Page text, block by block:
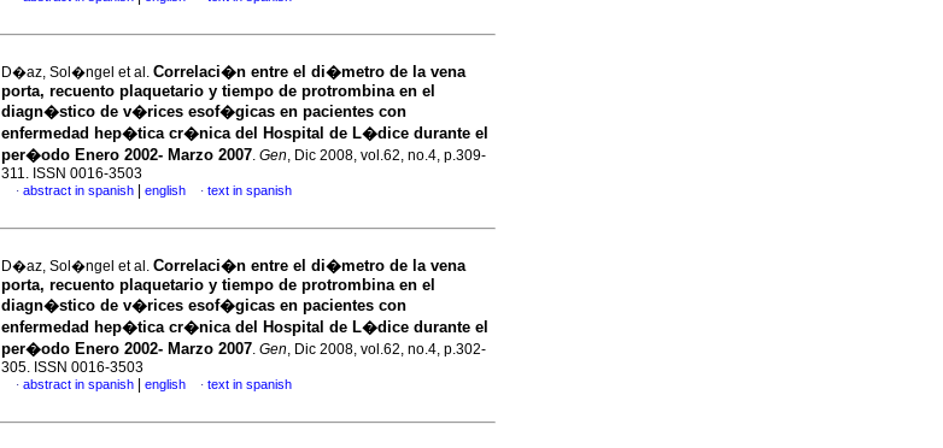
D�az, Sol�ngel et al. Correlaci�n entre el di�metro de la vena
porta, recuento plaquetario y tiempo de protrombina en el
diagn�stico de v�rices esof�gicas en pacientes con
enfermedad hep�tica cr�nica del Hospital de L�dice durante el
per�odo Enero 2002- Marzo 2007. Gen, Dic 2008, vol.62, no.4, p.309-
311. ISSN 0016-3503
· abstract in spanish english · text in spanish
D�az, Sol�ngel et al. Correlaci�n entre el di�metro de la vena
porta, recuento plaquetario y tiempo de protrombina en el
diagn�stico de v�rices esof�gicas en pacientes con
enfermedad hep�tica cr�nica del Hospital de L�dice durante el
per�odo Enero 2002- Marzo 2007. Gen, Dic 2008, vol.62, no.4, p.302-
305. ISSN 0016-3503
· abstract in spanish english · text in spanish